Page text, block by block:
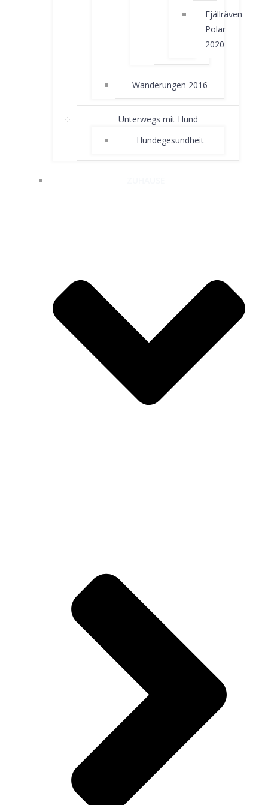
Fjällräven
Polar
2020
Wanderungen 2016
Unterwegs mit Hund
Hundegesundheit